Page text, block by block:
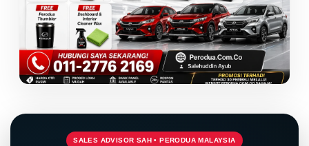
SALES ADVISOR SAH • PERODUA MALAYSIA